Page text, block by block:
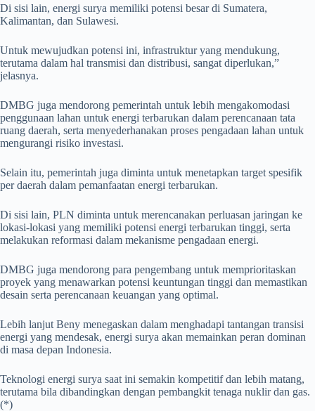
Di sisi lain, energi surya memiliki potensi besar di Sumatera,
Kalimantan, dan Sulawesi.
Untuk mewujudkan potensi ini, infrastruktur yang mendukung,
terutama dalam hal transmisi dan distribusi, sangat diperlukan,”
jelasnya.
DMBG juga mendorong pemerintah untuk lebih mengakomodasi
penggunaan lahan untuk energi terbarukan dalam perencanaan tata
ruang daerah, serta menyederhanakan proses pengadaan lahan untuk
mengurangi risiko investasi.
Selain itu, pemerintah juga diminta untuk menetapkan target spesifik
per daerah dalam pemanfaatan energi terbarukan.
Di sisi lain, PLN diminta untuk merencanakan perluasan jaringan ke
lokasi-lokasi yang memiliki potensi energi terbarukan tinggi, serta
melakukan reformasi dalam mekanisme pengadaan energi.
DMBG juga mendorong para pengembang untuk memprioritaskan
proyek yang menawarkan potensi keuntungan tinggi dan memastikan
desain serta perencanaan keuangan yang optimal.
Lebih lanjut Beny menegaskan dalam menghadapi tantangan transisi
energi yang mendesak, energi surya akan memainkan peran dominan
di masa depan Indonesia.
Teknologi energi surya saat ini semakin kompetitif dan lebih matang,
terutama bila dibandingkan dengan pembangkit tenaga nuklir dan gas.
(*)